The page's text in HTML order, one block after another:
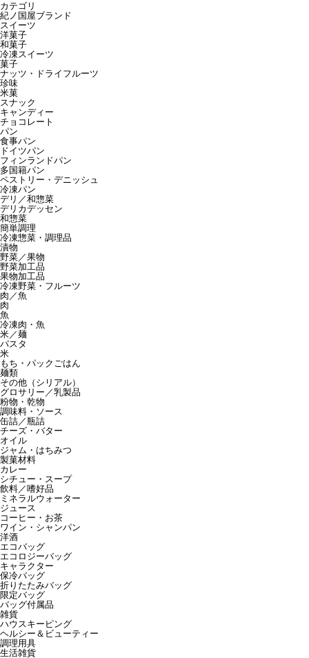
カテゴリ
紀ノ国屋ブランド
スイーツ
洋菓子
和菓子
冷凍スイーツ
菓子
ナッツ・ドライフルーツ
珍味
米菓
スナック
キャンディー
チョコレート
パン
食事パン
ドイツパン
フィンランドパン
多国籍パン
ペストリー・デニッシュ
冷凍パン
デリ／和惣菜
デリカデッセン
和惣菜
簡単調理
冷凍惣菜・調理品
漬物
野菜／果物
野菜加工品
果物加工品
冷凍野菜・フルーツ
肉／魚
肉
魚
冷凍肉・魚
米／麺
パスタ
米
もち・パックごはん
麺類
その他（シリアル）
グロサリー／乳製品
粉物・乾物
調味料・ソース
缶詰／瓶詰
チーズ・バター
オイル
ジャム・はちみつ
製菓材料
カレー
シチュー・スープ
飲料／嗜好品
ミネラルウォーター
ジュース
コーヒー・お茶
ワイン・シャンパン
洋酒
エコバッグ
エコロジーバッグ
キャラクター
保冷バッグ
折りたたみバッグ
限定バッグ
バッグ付属品
雑貨
ハウスキーピング
ヘルシー＆ビューティー
調理用具
生活雑貨